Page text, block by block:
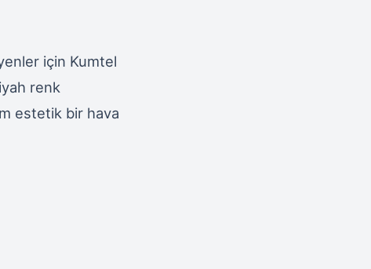
için Kumtel
renk
estetik bir hava